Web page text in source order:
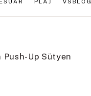
PLAJ VSBLOG
Up Sütyen